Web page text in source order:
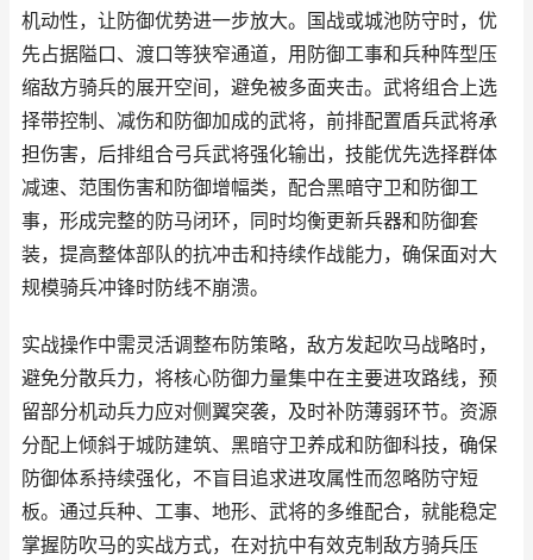
机动性，让防御优势进一步放大。国战或城池防守时，优
先占据隘口、渡口等狭窄通道，用防御工事和兵种阵型压
缩敌方骑兵的展开空间，避免被多面夹击。武将组合上选
择带控制、减伤和防御加成的武将，前排配置盾兵武将承
担伤害，后排组合弓兵武将强化输出，技能优先选择群体
减速、范围伤害和防御增幅类，配合黑暗守卫和防御工
事，形成完整的防马闭环，同时均衡更新兵器和防御套
装，提高整体部队的抗冲击和持续作战能力，确保面对大
规模骑兵冲锋时防线不崩溃。
实战操作中需灵活调整布防策略，敌方发起吹马战略时，
避免分散兵力，将核心防御力量集中在主要进攻路线，预
留部分机动兵力应对侧翼突袭，及时补防薄弱环节。资源
分配上倾斜于城防建筑、黑暗守卫养成和防御科技，确保
防御体系持续强化，不盲目追求进攻属性而忽略防守短
板。通过兵种、工事、地形、武将的多维配合，就能稳定
掌握防吹马的实战方式，在对抗中有效克制敌方骑兵压